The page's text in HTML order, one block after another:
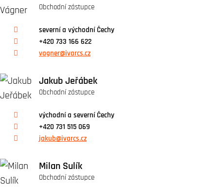
Obchodní zástupce
severní a východní Čechy
+420 733 166 622
vagner@ivarcs.cz
Jakub Jeřábek
Obchodní zástupce
východní a severní Čechy
+420 731 515 069
jakub@ivarcs.cz
Milan Sulík
Obchodní zástupce